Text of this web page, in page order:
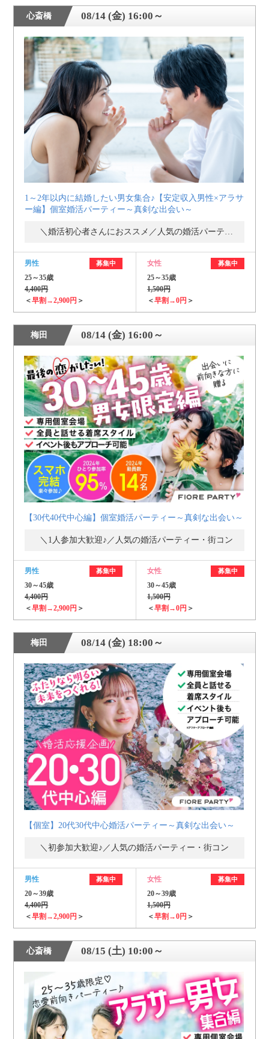
心斎橋 08/14 (金) 16:00～
1～2年以内に結婚したい男女集合♪【安定収入男性×アラサ
ー編】個室婚活パーティー～真剣な出会い～
＼婚活初心者さんにおススメ／人気の婚活パーティー・街コン
男性 募集中
25～35歳
4,400円
＜早割→2,900円 ＞
女性 募集中
25～35歳
1,500円
＜早割→0円 ＞
梅田 08/14 (金) 16:00～
【30代40代中心編】個室婚活パーティー～真剣な出会い～
＼1人参加大歓迎♪／人気の婚活パーティー・街コン
男性 募集中
30～45歳
4,400円
＜早割→2,900円 ＞
女性 募集中
30～45歳
1,500円
＜早割→0円 ＞
梅田 08/14 (金) 18:00～
【個室】20代30代中心婚活パーティー～真剣な出会い～
＼初参加大歓迎♪／人気の婚活パーティー・街コン
男性 募集中
20～39歳
4,400円
＜早割→2,900円 ＞
女性 募集中
20～39歳
1,500円
＜早割→0円 ＞
心斎橋 08/15 (土) 10:00～